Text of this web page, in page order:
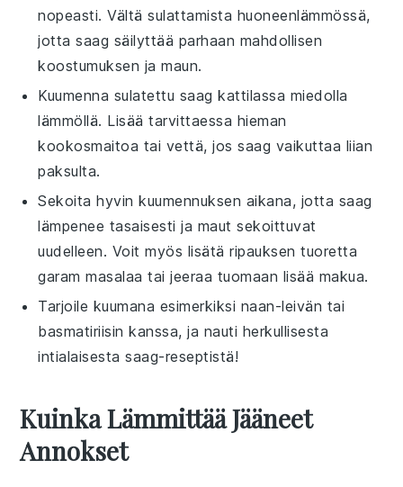
nopeasti. Vältä sulattamista huoneenlämmössä,
jottasaag säilyttää parhaan mahdollisen
koostumuksen ja maun.
Kuumenna sulatettu saag kattilassa miedolla
lämmöllä. Lisää tarvittaessa hieman
kookosmaitoa tai vettä, jossaag vaikuttaa liian
paksulta.
Sekoita hyvin kuumennuksen aikana, jotta saag
lämpenee tasaisesti ja maut sekoittuvat
uudelleen. Voit myös lisätä ripauksen tuoretta
garam masalaa taijeeraa tuomaan lisää makua.
Tarjoile kuumana esimerkiksi naan-leivän tai
basmatiriisin kanssa, ja nauti herkullisesta
intialaisestasaag-reseptistä!
Kuinka Lämmittää Jääneet
Annokset